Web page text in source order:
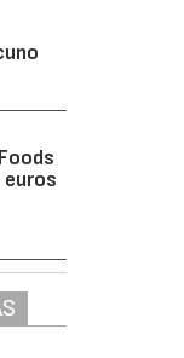
euros